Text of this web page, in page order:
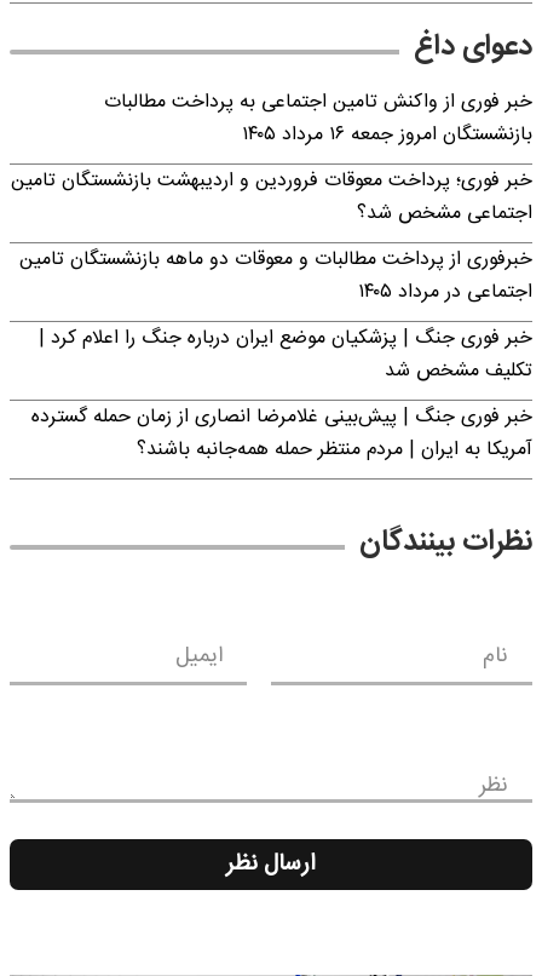
دعوای داغ
خبر فوری از واکنش تامین اجتماعی به پرداخت مطالبات
بازنشستگان امروز جمعه ۱۶ مرداد ۱۴۰۵
خبر فوری؛ پرداخت معوقات فروردین و اردیبهشت بازنشستگان تامین
اجتماعی مشخص شد؟
خبرفوری از پرداخت مطالبات و معوقات دو ماهه بازنشستگان تامین
اجتماعی در مرداد ۱۴۰۵
خبر فوری جنگ | پزشکیان موضع ایران درباره جنگ را اعلام کرد |
تکلیف مشخص شد
خبر فوری جنگ | پیش‌بینی غلامرضا انصاری از زمان حمله گسترده
آمریکا به ایران | مردم منتظر حمله همه‌جانبه باشند؟
نظرات بینندگان
نام ایمیل
نظر
ارسال نظر